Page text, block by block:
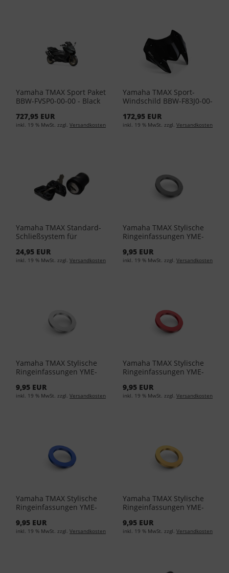
Yamaha TMAX Sport Paket
BBW-FVSP0-00-00 - Black
727,95 EUR
inkl. 19 % MwSt. zzgl. Versandkosten
Yamaha TMAX Sport-
Windschild BBW-F83J0-00-
172,95 EUR
inkl. 19 % MwSt. zzgl. Versandkosten
Yamaha TMAX Standard-
Schließsystem für
- Black
24,95 EUR
inkl. 19 % MwSt. zzgl. Versandkosten
Yamaha TMAX Stylische
Ringeinfassungen YME-
9,95 EUR
inkl. 19 % MwSt. zzgl. Versandkosten
Yamaha TMAX Stylische
Ringeinfassungen YME-
9,95 EUR
inkl. 19 % MwSt. zzgl. Versandkosten
Yamaha TMAX Stylische
Ringeinfassungen YME-
9,95 EUR
inkl. 19 % MwSt. zzgl. Versandkosten
Yamaha TMAX Stylische
Ringeinfassungen YME-
9,95 EUR
inkl. 19 % MwSt. zzgl. Versandkosten
Yamaha TMAX Stylische
Ringeinfassungen YME-
9,95 EUR
inkl. 19 % MwSt. zzgl. Versandkosten